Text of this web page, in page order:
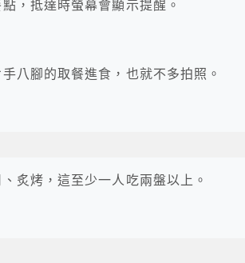
，抵達時螢幕會顯示提醒。
八腳的取餐進食，也就不多拍照。
炙烤，這至少一人吃兩盤以上。